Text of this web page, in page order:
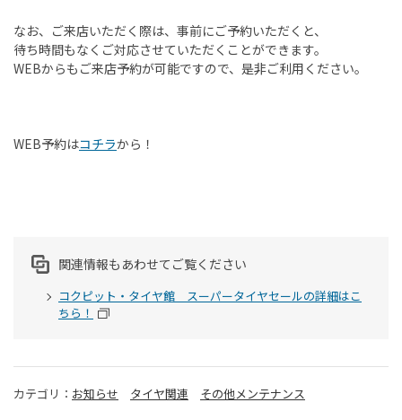
なお、ご来店いただく際は、事前にご予約いただくと、
待ち時間もなくご対応させていただくことができます。
WEBからもご来店予約が可能ですので、是非ご利用ください。
WEB予約はコチラから！
関連情報もあわせてご覧ください
コクピット・タイヤ館 スーパータイヤセールの詳細はこ
ちら！
カテゴリ： お知らせ タイヤ関連 その他メンテナンス